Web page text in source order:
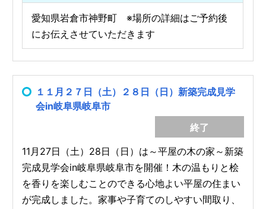
愛知県岩倉市神野町 ※場所の詳細はご予約後
にお伝えさせていただきます
１１月２７日（土）２８日（日）新築完成見学
会in岐阜県岐阜市
終了
11月27日（土）28日（日）は～平屋の木の家～新築
完成見学会in岐阜県岐阜市を開催！木の温もりと桧
を香りを楽しむことのできる心地よい平屋の住まい
が完成しました。家事や子育てのしやすい間取り、